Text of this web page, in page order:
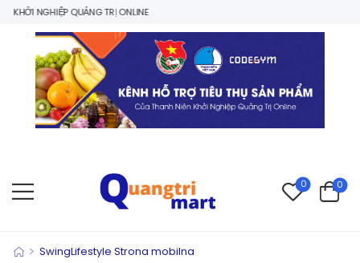
KHỞI NGHIỆP QUẢNG TRỊ ONLINE
0 0
> SwingLifestyle Strona mobilna